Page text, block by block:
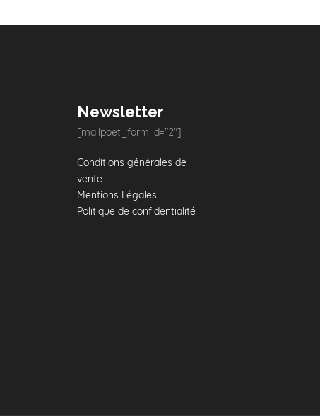
Newsletter
[mailpoet_form id="2"]
Conditions générales de
vente
Mentions Légales
Politique de confidentialité